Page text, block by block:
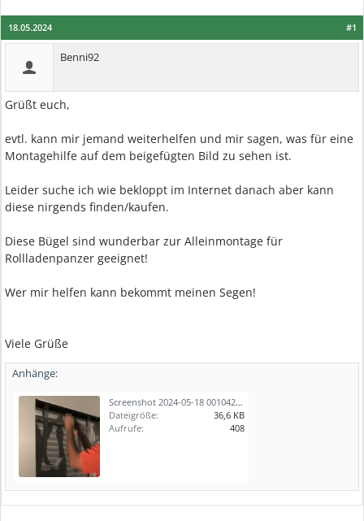
#1
18.05.2024
Benni92
Grüßt euch,
evtl. kann mir jemand weiterhelfen und mir sagen, was für eine
Montagehilfe auf dem beigefügten Bild zu sehen ist.
Leider suche ich wie bekloppt im Internet danach aber kann
diese nirgends finden/kaufen.
Diese Bügel sind wunderbar zur Alleinmontage für
Rollladenpanzer geeignet!
Wer mir helfen kann bekommt meinen Segen!
Viele Grüße
Anhänge:
Screenshot 2024-05-18 001042.jpg
Dateigröße:
36,6 KB
Aufrufe:
408